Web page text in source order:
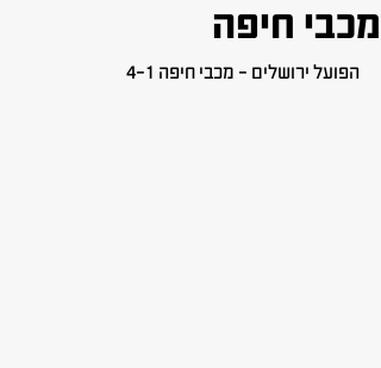
מכבי חיפה
הפועל ירושלים – מכבי חיפה 4-1